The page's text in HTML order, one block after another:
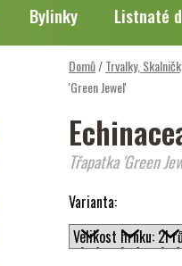
Bylinky Listnaté
Domů/Trvalky,
'Green Jewel'
Třapatka 'Green
Varianta: